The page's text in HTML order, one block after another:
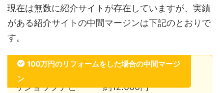
現在は無数に紹介サイトが存在していますが、実績
がある紹介サイトの中間マージンは下記のとおりで
す。
100万円のリフォームをした場合の中間マージ
ン
リショップナビ・・・約12.000円